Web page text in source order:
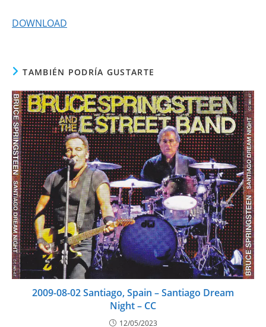
DOWNLOAD
TAMBIÉN PODRÍA GUSTARTE
2009-08-02 Santiago, Spain – Santiago Dream
Night – CC
12/05/2023